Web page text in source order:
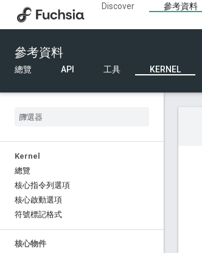
Discover 參考資料
參考資料
總覽 API 工具 KERNEL
Kernel
總覽
核心指令列選項
核心啟動選項
符號標記格式
核心物件